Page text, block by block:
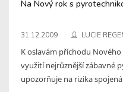
Na Nový rok s
31.12.2009 LUCIE
K oslavám příchodu
využití nejrůznější zábavné
upozorňuje na rizika